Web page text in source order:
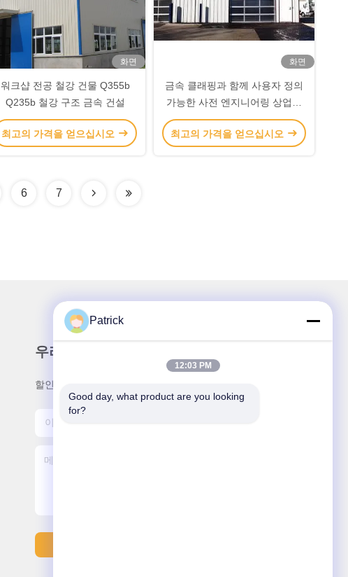
화면
워크샵 전공 철강 건물 Q355b
Q235b 철강 구조 금속 건설
최고의 가격을 얻으십시오
화면
금속 클래핑과 함께 사용자 정의
가능한 사전 엔지니어링 상업용
철강 건물
최고의 가격을 얻으십시오
6 7
우리 뉴스레터
할인 및 더 많은 정보를 얻기 위해 뉴스레터에 가입하십시오.
Patrick
12:03 PM
Good day, what product are you looking
for?